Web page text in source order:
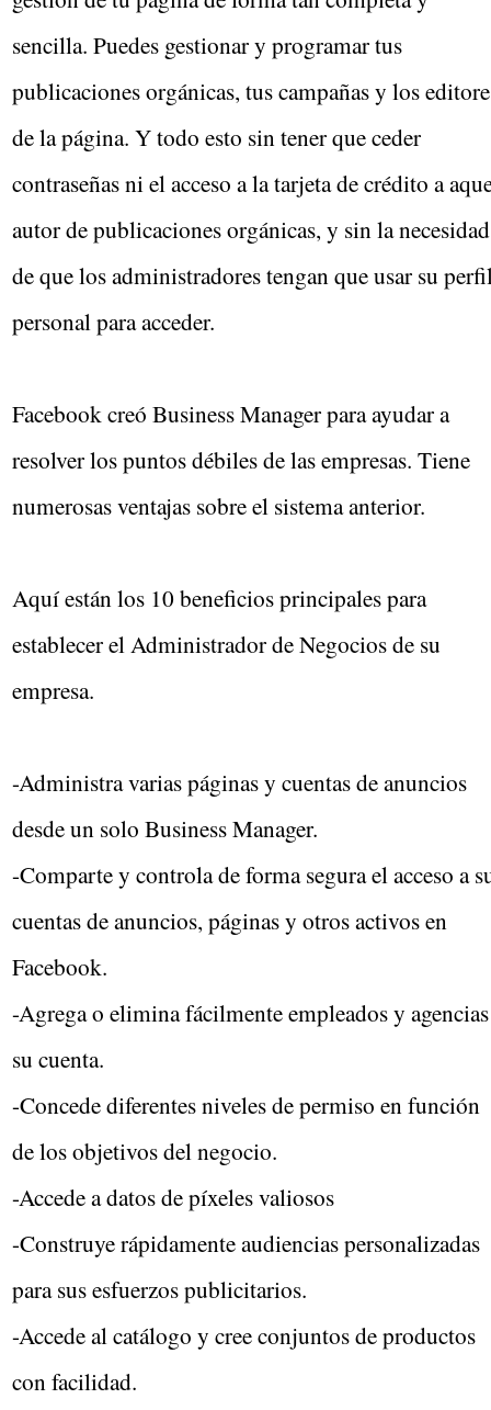
sencilla. Puedes gestionar y programar tus
publicaciones orgánicas, tus campañas y los
de la página. Y todo esto sin tener que ceder
contraseñas ni el acceso a la tarjeta de crédito a
autor de publicaciones orgánicas, y sin la necesidad
de que los administradores tengan que usar su
personal para acceder.
Facebook creó Business Manager para ayudar a
resolver los puntos débiles de las empresas. Tiene
numerosas ventajas sobre el sistema anterior.
Aquí están los 10 beneficios principales para
establecer el Administrador de Negocios de su
empresa.
-Administra varias páginas y cuentas de anuncios
desde un solo Business Manager.
-Comparte y controla de forma segura el acceso a
cuentas de anuncios, páginas y otros activos en
Facebook.
-Agrega o elimina fácilmente empleados y
su cuenta.
-Concede diferentes niveles de permiso en función
de los objetivos del negocio.
-Accede a datos de píxeles valiosos
-Construye rápidamente audiencias personalizadas
para sus esfuerzos publicitarios.
-Accede al catálogo y cree conjuntos de productos
con facilidad.